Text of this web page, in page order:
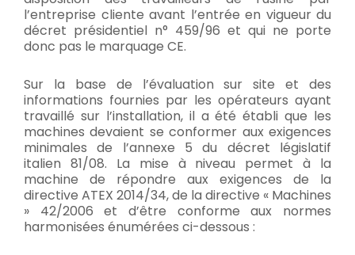
l’entreprise cliente avant l’entrée en vigueur du
décret présidentiel n° 459/96 et qui ne porte
donc pas le marquage CE.
Sur la base de l’évaluation sur site et des
informations fournies par les opérateurs ayant
travaillé sur l’installation, il a été établi que les
machines devaient se conformer aux exigences
minimales de l’annexe 5 du décret législatif
italien 81/08. La mise à niveau permet à la
machine de répondre aux exigences de la
directive ATEX 2014/34, de la directive « Machines
» 42/2006 et d’être conforme aux normes
harmonisées énumérées ci-dessous :